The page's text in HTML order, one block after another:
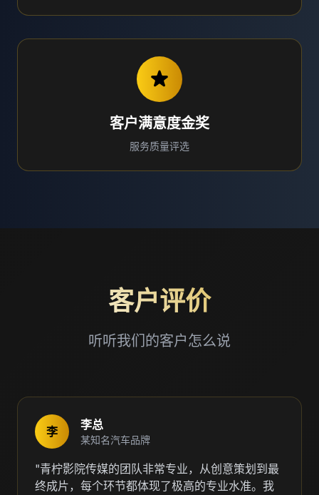
客户满意度金奖
服务质量评选
客户评价
听听我们的客户怎么说
李 李总
某知名汽车品牌
"青柠影院传媒的团队非常专业，从创意策划到最
终成片，每个环节都体现了极高的专业水准。我